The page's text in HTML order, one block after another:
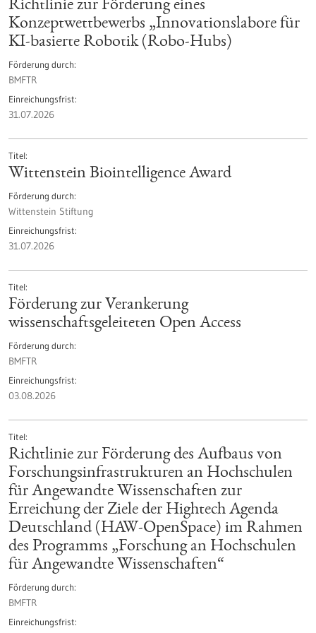
Richtlinie zur Förderung eines
Konzeptwettbewerbs „Innovationslabore für
KI-basierte Robotik (Robo-Hubs)
Förderung durch
BMFTR
Einreichungsfrist
31.07.2026
Titel
Wittenstein Biointelligence Award
Förderung durch
Wittenstein Stiftung
Einreichungsfrist
31.07.2026
Titel
Förderung zur Verankerung
wissenschaftsgeleiteten Open Access
Förderung durch
BMFTR
Einreichungsfrist
03.08.2026
Titel
Richtlinie zur Förderung des Aufbaus von
Forschungsinfrastrukturen an Hochschulen
für Angewandte Wissenschaften zur
Erreichung der Ziele der Hightech Agenda
Deutschland (HAW-OpenSpace) im Rahmen
des Programms „Forschung an Hochschulen
für Angewandte Wissenschaften“
Förderung durch
BMFTR
Einreichungsfrist